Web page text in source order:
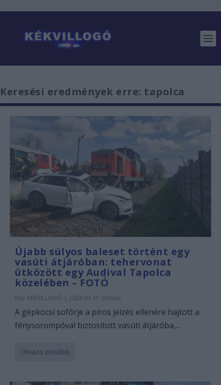
Keresési eredmények erre: tapolca
Újabb súlyos baleset történt egy
vasúti átjáróban: tehervonat
ütközött egy Audival Tapolca
közelében – FOTÓ
Írta: KÉKVILLOGÓ | 2023.03.31. péntek
A gépkocsi sofőrje a piros jelzés ellenére hajtott a
fénysorompóval biztosított vasúti átjáróba,...
Olvass tovább